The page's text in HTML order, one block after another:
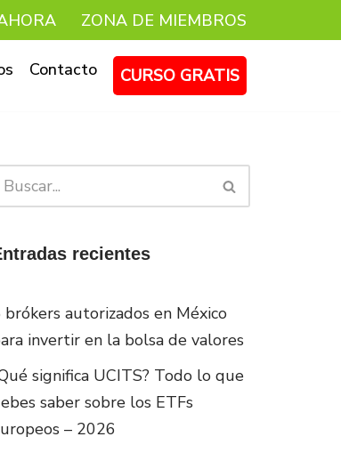
ZONA DE MIEMBROS
Contacto CURSO GRATIS
recientes
brókers autorizados en México
invertir en la bolsa de valores
significa UCITS? Todo lo que
saber sobre los ETFs
– 2026